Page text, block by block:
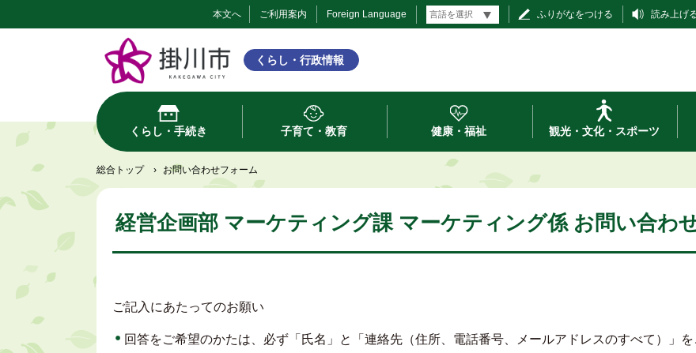
本文へ ご利用案内 Foreign Language ふりがなをつける 読み上げ
くらし・行政情報
くらし・手続き 子育て・教育 健康・福祉 観光・文化・スポーツ
総合トップ › お問い合わせフォーム
経営企画部 マーケティング課 マーケティング係 お問い合わ
ご記入にあたってのお願い
回答をご希望のかたは、必ず「氏名」と「連絡先（住所、電話番号、メールアドレスのすべて）」